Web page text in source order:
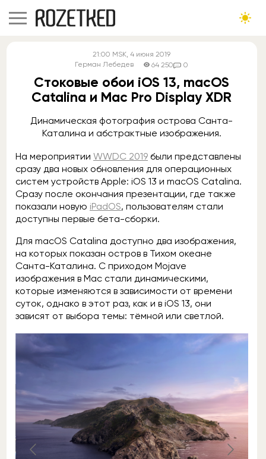
21:00 MSK, 4 июня 2019
Герман Лебедев
64 250 0
Стоковые обои iOS 13, macOS
Catalina и Mac Pro Display XDR
Динамическая фотография острова Санта-
Каталина и абстрактные изображения.
На мероприятии WWDC 2019 были представлены
сразу два новых обновления для операционных
систем устройств Apple: iOS 13 и macOS Catalina.
Сразу после окончания презентации, где также
показали новую iPadOS, пользователям стали
доступны первые бета-сборки.
Для macOS Catalina доступно два изображения,
на которых показан остров в Тихом океане
Санта-Каталина. С приходом Mojave
изображения в Mac стали динамическими,
которые изменяются в зависимости от времени
суток, однако в этот раз, как и в iOS 13, они
зависят от выбора темы: тёмной или светлой.